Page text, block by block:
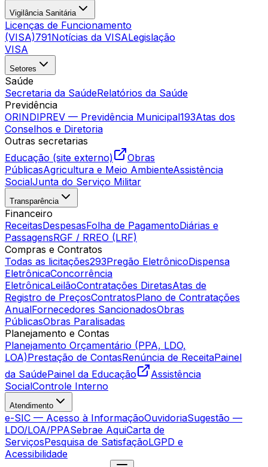
Vigilância Sanitária
Licenças de Funcionamento
(VISA)791Notícias da VISALegislação
VISA
Setores
Saúde
Secretaria da SaúdeRelatórios da Saúde
Previdência
ORINDIPREV — Previdência Municipal193Atas dos
Conselhos e Diretoria
Outras secretarias
Educação (site externo)
Obras
PúblicasAgricultura e Meio AmbienteAssistência
SocialJunta do Serviço Militar
Transparência
Financeiro
ReceitasDespesasFolha de PagamentoDiárias e
PassagensRGF / RREO (LRF)
Compras e Contratos
Todas as licitações293Pregão EletrônicoDispensa
EletrônicaConcorrência
EletrônicaLeilãoContratações DiretasAtas de
Registro de PreçosContratosPlano de Contratações
AnualFornecedores SancionadosObras
PúblicasObras Paralisadas
Planejamento e Contas
Planejamento Orçamentário (PPA, LDO,
LOA)Prestação de ContasRenúncia de ReceitaPainel
da SaúdePainel da Educação
Assistência
SocialControle Interno
Atendimento
e-SIC — Acesso à InformaçãoOuvidoriaSugestão —
LDO/LOA/PPASebrae AquiCarta de
ServiçosPesquisa de SatisfaçãoLGPD e
Acessibilidade